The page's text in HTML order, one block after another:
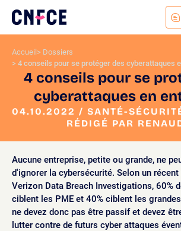
contenu
Logo
site
Accueil
Dossiers
4 conseils pour se protéger des cyberattaques
4 conseils pour se
cyberattaques en
04.10.2022 / SANTÉ-
RÉDIGÉ PAR
Aucune entreprise, petite ou grande, ne
d'ignorer la cybersécurité. Selon un récent
Verizon Data Breach Investigations, 60%
ciblent les PME et 40% ciblent les
ne devez donc pas être passif et devez
lutter contre de futurs cyber attaques